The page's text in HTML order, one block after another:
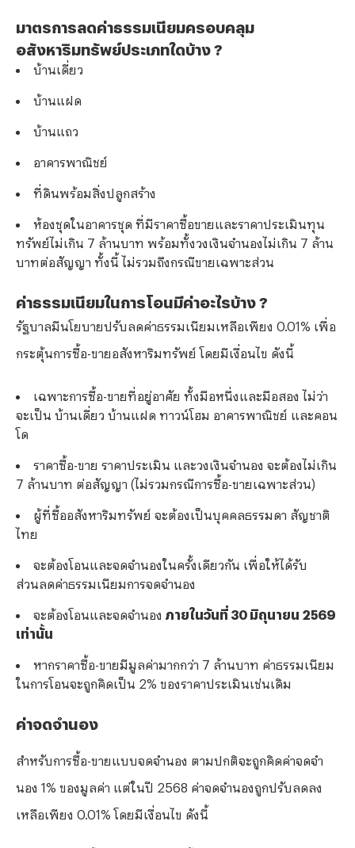
มาตรการลดค่าธรรมเนียมครอบคลุม
อสังหาริมทรัพย์ประเภทใดบ้าง ?
บ้านเดี่ยว
บ้านแฝด
บ้านแถว
อาคารพาณิชย์
ที่ดินพร้อมสิ่งปลูกสร้าง
ห้องชุดในอาคารชุด ที่มีราคาซื้อขายและราคาประเมินทุน
ทรัพย์ไม่เกิน 7 ล้านบาท พร้อมทั้งวงเงินจำนองไม่เกิน 7 ล้าน
บาทต่อสัญญา ทั้งนี้ ไม่รวมถึงกรณีขายเฉพาะส่วน
ค่าธรรมเนียมในการโอนมีค่าอะไรบ้าง ?
รัฐบาลมีนโยบายปรับลดค่าธรรมเนียมเหลือเพียง 0.01% เพื่อ
กระตุ้นการซื้อ-ขายอสังหาริมทรัพย์ โดยมีเงื่อนไข ดังนี้
เฉพาะการซื้อ-ขายที่อยู่อาศัย ทั้งมือหนึ่งและมือสอง ไม่ว่า
จะเป็น บ้านเดี่ยว บ้านแฝด ทาวน์โฮม อาคารพาณิชย์ และคอน
โด
ราคาซื้อ-ขาย ราคาประเมิน และวงเงินจำนอง จะต้องไม่เกิน
7 ล้านบาท ต่อสัญญา (ไม่รวมกรณีการซื้อ-ขายเฉพาะส่วน)
ผู้ที่ซื้ออสังหาริมทรัพย์ จะต้องเป็นบุคคลธรรมดา สัญชาติ
ไทย
จะต้องโอนและจดจำนองในครั้งเดียวกัน เพื่อให้ได้รับ
ส่วนลดค่าธรรมเนียมการจดจำนอง
จะต้องโอนและจดจำนอง ภายในวันที่ 30 มิถุนายน 2569
เท่านั้น
หากราคาซื้อ-ขายมีมูลค่ามากกว่า 7 ล้านบาท ค่าธรรมเนียม
ในการโอนจะถูกคิดเป็น 2% ของราคาประเมินเช่นเดิม
ค่าจดจำนอง
สำหรับการซื้อ-ขายแบบจดจำนอง ตามปกติจะถูกคิดค่าจดจำ
นอง 1% ของมูลค่า แต่ในปี 2568 ค่าจดจำนองถูกปรับลดลง
เหลือเพียง 0.01% โดยมีเงื่อนไข ดังนี้